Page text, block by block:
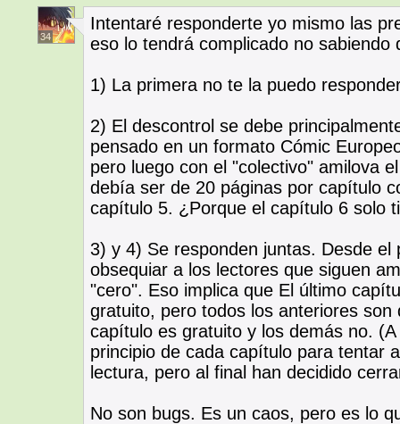
34
Intentaré responderte yo mismo las
eso lo tendrá complicado no sabiendo
1) La primera no te la puedo
2) El descontrol se debe
pensado en un formato Cómic
pero luego con el "colectivo" amilova
debía ser de 20 páginas por capítulo
capítulo 5. ¿Porque el capítulo 6 solo
3) y 4) Se responden juntas. Desde el
obsequiar a los lectores que siguen
"cero". Eso implica que El último
gratuito, pero todos los anteriores son
capítulo es gratuito y los demás no.
principio de cada capítulo para tentar
lectura, pero al final han decidido
No son bugs. Es un caos, pero es lo